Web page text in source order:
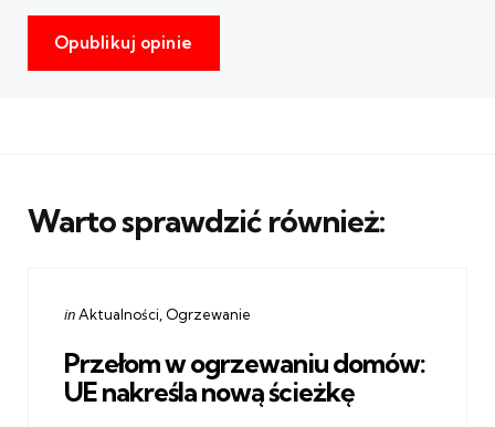
Warto sprawdzić również:
Categories
Posted
inAktualności Ogrzewanie
Przełom w ogrzewaniu domów:
UE nakreśla nową ścieżkę